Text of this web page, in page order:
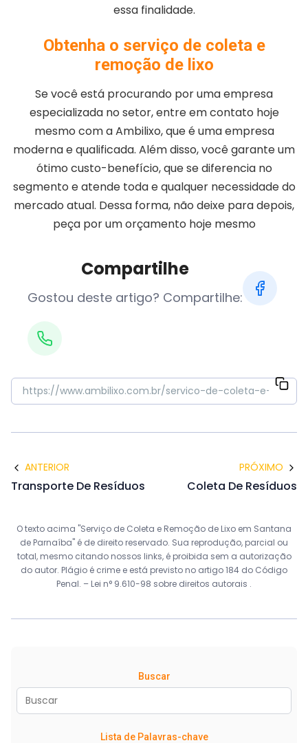
essa finalidade.
Obtenha o serviço de coleta e
remoção de lixo
Se você está procurando por uma empresa
especializada no setor, entre em contato hoje
mesmo com a Ambilixo, que é uma empresa
moderna e qualificada. Além disso, você garante um
ótimo custo-benefício, que se diferencia no
segmento e atende toda e qualquer necessidade do
mercado atual. Dessa forma, não deixe para depois,
peça por um orçamento hoje mesmo
Compartilhe
Gostou deste artigo? Compartilhe:
ANTERIOR
Transporte De Resíduos
PRÓXIMO
Coleta De Resíduos
O texto acima "Serviço de Coleta e Remoção de Lixo em Santana
de Parnaíba" é de direito reservado. Sua reprodução, parcial ou
total, mesmo citando nossos links, é proibida sem a autorização
do autor. Plágio é crime e está previsto no artigo 184 do Código
Penal. – Lei n° 9.610-98 sobre direitos autorais .
Buscar
Lista de Palavras-chave